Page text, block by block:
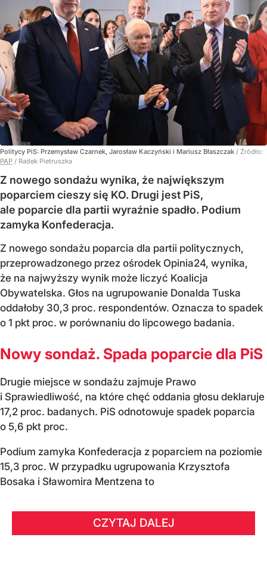
Politycy PiS: Przemysław Czarnek, Jarosław Kaczyński i Mariusz Błaszczak / Źródło:
PAP / Radek Pietruszka
Z nowego sondażu wynika, że największym
poparciem cieszy się KO. Drugi jest PiS,
ale poparcie dla partii wyraźnie spadło. Podium
zamyka Konfederacja.
Z nowego sondażu poparcia dla partii politycznych,
przeprowadzonego przez ośrodek Opinia24, wynika,
że na najwyższy wynik może liczyć Koalicja
Obywatelska. Głos na ugrupowanie Donalda Tuska
oddałoby 30,3 proc. respondentów. Oznacza to spadek
o 1 pkt proc. w porównaniu do lipcowego badania.
Nowy sondaż. Spada poparcie dla PiS
Drugie miejsce w sondażu zajmuje Prawo
i Sprawiedliwość, na które chęć oddania głosu deklaruje
17,2 proc. badanych. PiS odnotowuje spadek poparcia
o 5,6 pkt proc.
Podium zamyka Konfederacja z poparciem na poziomie
15,3 proc. W przypadku ugrupowania Krzysztofa
Bosaka i Sławomira Mentzena to
CZYTAJ DALEJ